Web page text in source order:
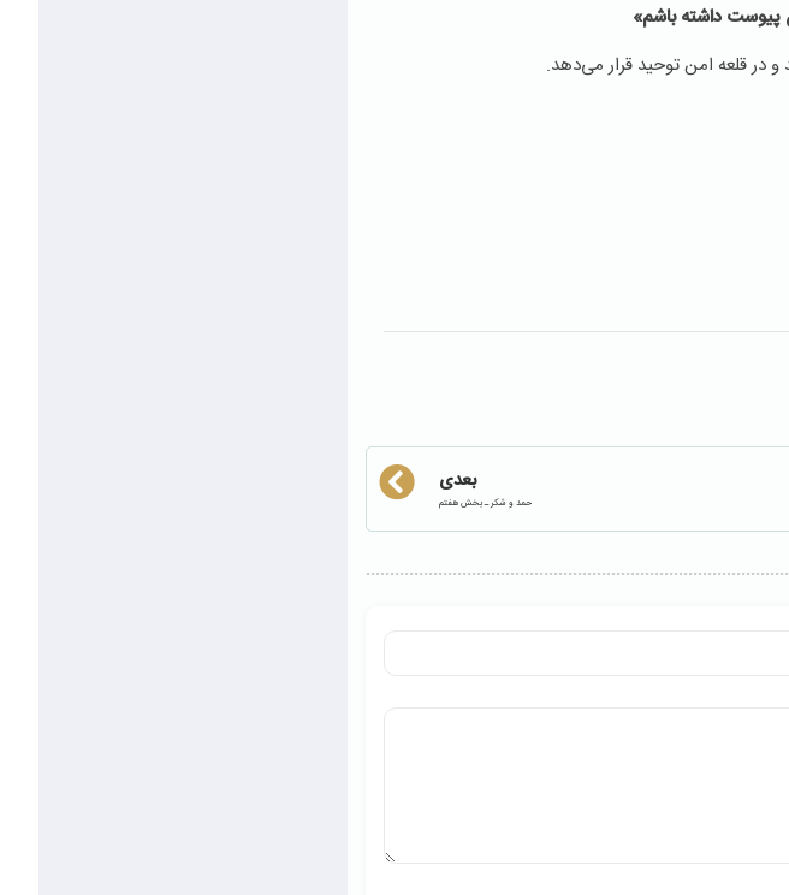
پیوست داشته باشم»
قلعه امن توحید قرار می‌‌دهد.
بعدی
حمد و شکر ـ بخش هفتم